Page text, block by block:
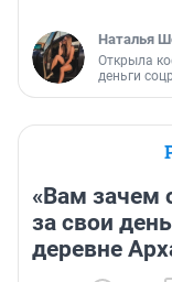
Наталья
Открыла
деньги
«Вам зачем
за свои
деревне